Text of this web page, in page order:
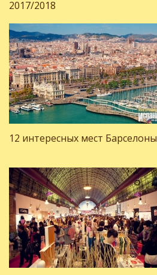
2017/2018
12 интересных мест Барселоны